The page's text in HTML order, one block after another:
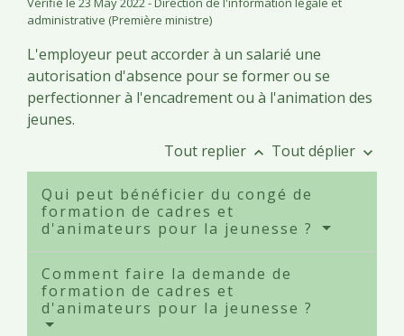
administrative (Première ministre)
L'employeur peut accorder à un salarié une
autorisation d'absence pour se former ou se
perfectionner à l'encadrement ou à l'animation des
jeunes.
Tout replier keyboard_arrow_up Tout déplier keyboard_arrow_down
Qui peut bénéficier du congé de
formation de cadres et
d'animateurs pour la jeunesse ?
Comment faire la demande de
formation de cadres et
d'animateurs pour la jeunesse ?